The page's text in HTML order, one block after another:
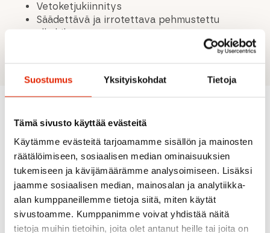
Suostumus Yksityiskohdat Tietoja
Tämä sivusto käyttää evästeitä
Käytämme evästeitä tarjoamamme sisällön ja mainosten
räätälöimiseen, sosiaalisen median ominaisuuksien
tukemiseen ja kävijämäärämme analysoimiseen. Lisäksi
jaamme sosiaalisen median, mainosalan ja analytiikka-
alan kumppaneillemme tietoja siitä, miten käytät
sivustoamme. Kumppanimme voivat yhdistää näitä
tietoja muihin tietoihin, joita olet antanut heille tai joita on
Vetoketjukiinnitys
Säädettävä ja irrotettava pehmustettu
olkahihna
Vetoketjullinen ulkotasku ja kaksi sisätaskua
Suositeltua sinulle